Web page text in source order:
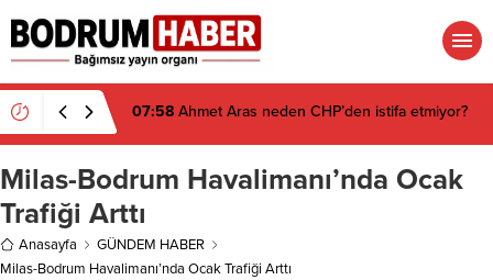
07:58 Ahmet Aras neden CHP’den istifa etmiyor?
Milas-Bodrum Havalimanı’nda Ocak
Trafiği Arttı
Anasayfa
GÜNDEM HABER
Milas-Bodrum Havalimanı’nda Ocak Trafiği Arttı